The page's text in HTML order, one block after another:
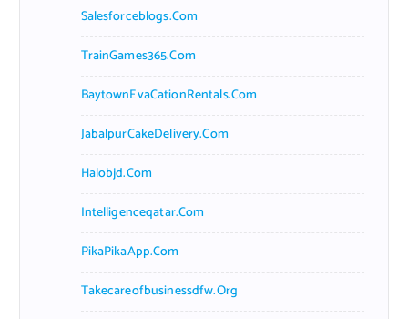
Salesforceblogs.com
TrainGames365.com
BaytownEvaCationRentals.com
JabalpurCakeDelivery.com
Halobjd.com
Intelligenceqatar.com
PikaPikaApp.com
Takecareofbusinessdfw.org